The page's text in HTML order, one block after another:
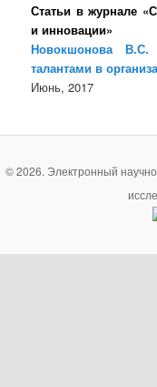
Статьи в журнале
и инновации»
Новокшонова
талантами в
Июнь, 2017
© 2026. Электронный